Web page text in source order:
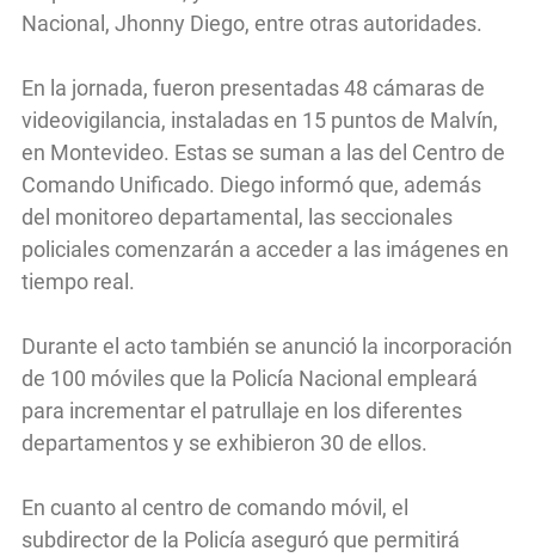
Nacional, Jhonny Diego, entre otras autoridades.
En la jornada, fueron presentadas 48 cámaras de
videovigilancia, instaladas en 15 puntos de Malvín,
en Montevideo. Estas se suman a las del Centro de
Comando Unificado. Diego informó que, además
del monitoreo departamental, las seccionales
policiales comenzarán a acceder a las imágenes en
tiempo real.
Durante el acto también se anunció la incorporación
de 100 móviles que la Policía Nacional empleará
para incrementar el patrullaje en los diferentes
departamentos y se exhibieron 30 de ellos.
En cuanto al centro de comando móvil, el
subdirector de la Policía aseguró que permitirá